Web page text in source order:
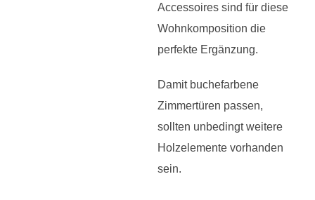
Accessoires sind für diese
Wohnkomposition die
perfekte Ergänzung.
Damit buchefarbene
Zimmertüren passen,
sollten unbedingt weitere
Holzelemente vorhanden
sein.